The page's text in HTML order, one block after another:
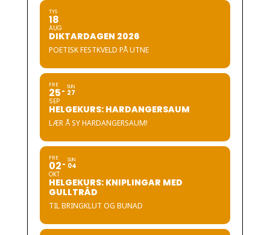
TYS
18
AUG
DIKTARDAGEN 2026
POETISK FESTKVELD PÅ UTNE
FRE
25
SEP
SUN
27
HELGEKURS: HARDANGERSAUM
LÆR Å SY HARDANGERSAUM!
FRE
02
OKT
SUN
04
HELGEKURS: KNIPLINGAR MED
GULLTRÅD
TIL BRINGKLUT OG BUNAD